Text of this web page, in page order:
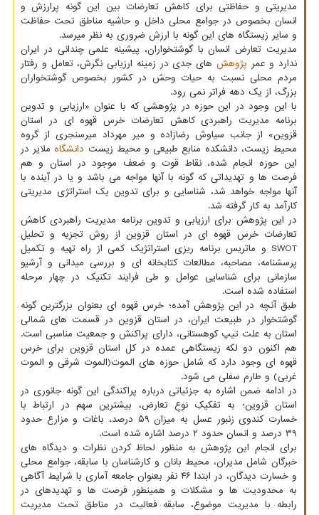
مدیریتی و حفاظتی برای کاهش تعارضات بین این گونه پرارزش و
انسان بخصوص در جوامع محلی داخل و حاشیه مناطق تحت حفاظت
و سایر زیستگاه های این گونه با ارزش ضروری به نظر میرسد.
مدیریت تعارض انسان با گوشتخواران، پیشینه علمی چندانی در ایران
ندارد و عمر پژوهش های جدی در زمینه ارزیابی نگرش، تعامل و رفتار
مردم محلی نسبت به حیات وحش در کشور بخصوص گوشتخواران
بزرگ، از یک دهه فراتر نمی رود.
با این وجود در این حوزه در پژوهشی که با عنوان «ارزیابی و تدوین
برنامه مدیریت راهبردی کاهش تعارضات خرس قهوه ای در استان
قزوین» از جانب سیاوش رضازاده و میر مهرداد میرسنجری از گروه
محیط زیست، دانشکده منابع طبیعی و محیط زیست دانشگاه ملایر در
این حوزه انجام شده، نقاط قوت و ضعف موجود در استان و هم
فرصت ها و تهدیداتی که گونه با آنها مواجه می باشد و یا در آینده با
آنها مواجه خواهد شد، شناسایی و برای تدوین یک استراتژی مدیریتی
کارآمد به کار گرفته شد.
در این پژوهش برای ارزیابی و تدوین برنامه مدیریت راهبردی کاهش
تعارضات خرس قهوه ای در استان قزوین از روش تجزیه و تحلیل
SWOT و ماتریس برنامه ریزی استراتژیک کمی از راه تهیه و تکمیل
پرسشنامه، مصاحبه، مطالعات کتابخانه ای و بررسی میدانی و آرشیو
سازمانی برای شناسایی عوامل و طی فرایند تکنیک در چهار مرحله
استفاده شده است.
طبق آنچه در این پژوهش آمده؛ خرس قهوه ای بعنوان بزرگترین گونه
گوشتخوار در طبیعت ایران، در استان قزوین در قسمت های شمالی
استان به علت تیپ کوهستانی، دارای پراکنش و جمعیت مناسبی است.
هم اکنون دو لکه زیستگاهی عمده در کل استان قزوین برای خرس
قهوه ای وجود دارد که شامل حوزه های الموت(الموت شرقی و الموت
غربی) و طارم سفلی می شود.
در ادامه ضمن اشاره به جزئیاتی درباره پراکندگی این گونه جانوری در
استان قزوین؛ به تفکیکِ نوعِ تعارض، بیشترین سهم در ارتباط با
خسارت کندوی زنبور عسل به میزان ۵۹ درصد، باغات و مزارع حدود
۳۹ درصد و انسان حدود ۲ درصد اشاره شده است.
برای انجام این پژوهش به منظور لحاظ کردن نظرات و دیدگاه های
خبرگان شامل مدیران، محیط بانان و کارشناسان با سابقه، جوامع محلی
و خسارت دیدگان، در ابتدا ۴۶ نفر بعنوان جامعه آماری با شرایط آگاهی
به محدودیت ها و مشکلات و همینطور فرصت ها و تهدیدهای در
رابطه با مدیریت موضوع، سابقه فعالیت در مناطق تحت مدیریت